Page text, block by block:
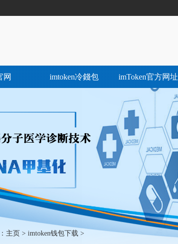
网 imtoken冷錢包 imToken官方网址
主页 > imtoken钱包下载 >